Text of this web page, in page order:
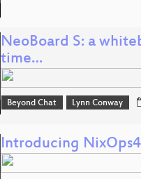
NeoBoard S: a
time…
Beyond Chat Lynn Conway
Introducing NixOps4